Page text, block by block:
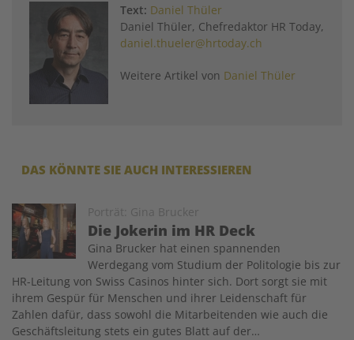
Text: Daniel Thüler
Daniel Thüler, Chefredaktor HR Today,
daniel.thueler@hrtoday.ch
Weitere Artikel von Daniel Thüler
DAS KÖNNTE SIE AUCH INTERESSIEREN
Porträt: Gina Brucker
Die Jokerin im HR Deck
Image
Gina Brucker hat einen spannenden
Werdegang vom Studium der Politologie bis zur
HR-Leitung von Swiss Casinos hinter sich. Dort sorgt sie mit
ihrem Gespür für Menschen und ihrer Leidenschaft für
Zahlen dafür, dass sowohl die Mitarbeitenden wie auch die
Geschäftsleitung stets ein gutes Blatt auf der…